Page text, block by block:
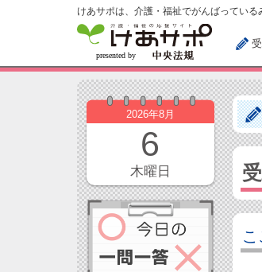
けあサポは、介護・福祉でがんばっている
2026年8月
6
木曜日